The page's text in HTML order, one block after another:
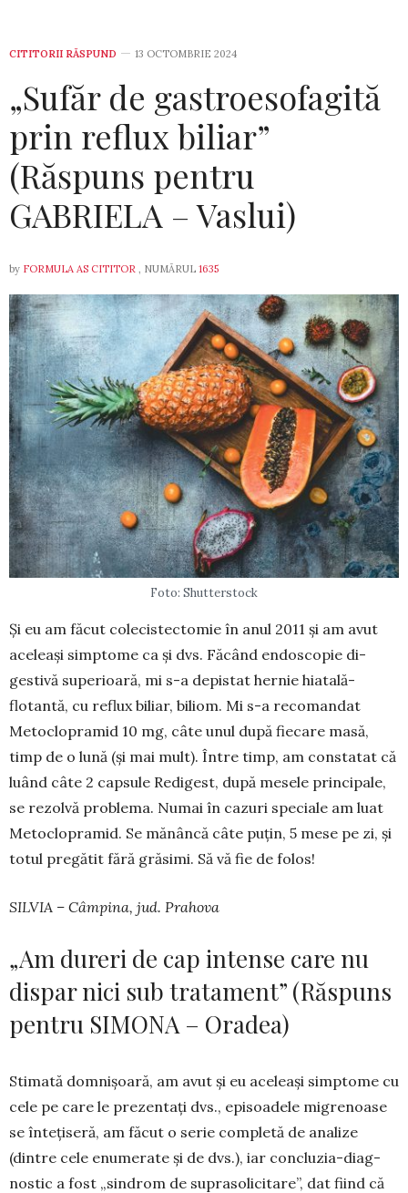
CITITORII RĂSPUND 13 OCTOMBRIE 2024
„Sufăr de gastroesofagită
prin reflux biliar”
(Răspuns pentru
GABRIELA – Vaslui)
by FORMULA AS CITITOR , NUMĂRUL 1635
Foto: Shutterstock
Și eu am făcut colecistectomie în anul 2011 și am avut
aceleași simp­tome ca și dvs. Făcând endo­scopie di­
gestivă superioară, mi s-a depistat hernie hiatală-
flotantă, cu reflux biliar, bi­liom. Mi s-a re­co­mandat
Metoclo­pramid 10 mg, câte unul după fiecare masă,
timp de o lună (și mai mult). Între timp, am constatat că
lu­ând câte 2 capsule Re­digest, după me­sele prin­­­cipale,
se rezolvă pro­blema. Numai în cazuri spe­ciale am luat
Me­toclo­pra­mid. Se mănâncă câte puțin, 5 mese pe zi, și
totul pregătit fără gră­simi. Să vă fie de folos!
SILVIA – Câmpina, jud. Prahova
„Am dureri de cap intense care nu
dispar nici sub tratament” (Răspuns
pentru SIMONA – Oradea)
Stimată domnișoară, am avut și eu aceleași simp­tome cu
cele pe care le prezentați dvs., epi­soa­dele migre­noase
se înte­țiseră, am făcut o serie completă de analize
(dintre cele enu­me­rate și de dvs.), iar con­cluzia-diag­
nostic a fost „sindrom de suprasoli­ci­tare”, dat fiind că